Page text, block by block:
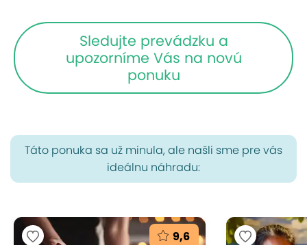
Sledujte prevádzku a
upozorníme Vás na novú
ponuku
Táto ponuka sa už minula, ale našli sme pre vás
ideálnu náhradu:
9,6